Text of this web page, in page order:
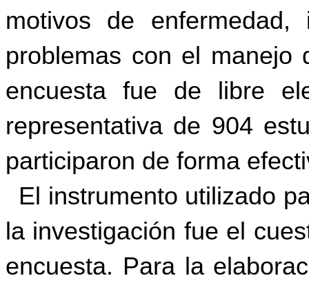
motivos de
problemas con el manejo
encuesta fue de libre
representativa de 904
participaron de forma
El instrumento utilizado
la investigación fue el
encuesta. Para la